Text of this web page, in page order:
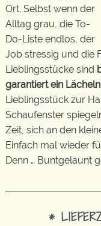
Ort. Selbst wenn der
Alltag grau, die To-
Do-Liste endlos, der
Job stressig und die
Lieblingsstücke sind
garantiert ein
Lieblingsstück zur
Schaufenster
Zeit, sich an den
Einfach mal wieder
Denn … Buntgelaunt
*